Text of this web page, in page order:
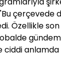
çerçevede
Özellikle
anlamda